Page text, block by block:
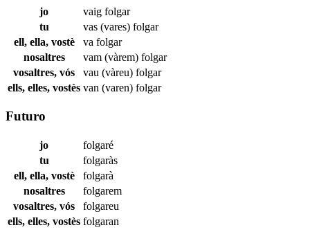
jo vaig folgar
tu
vas (vares) folgar
ell, ella, vostè
va folgar
nosaltres
vam (vàrem) folgar
vosaltres, vós
vau (vàreu) folgar
ells, elles, vostès van (varen) folgar
Futuro
jo
folgaré
tu
folgaràs
ell, ella, vostè
folgarà
nosaltres
folgarem
vosaltres, vós
folgareu
ells, elles, vostès folgaran